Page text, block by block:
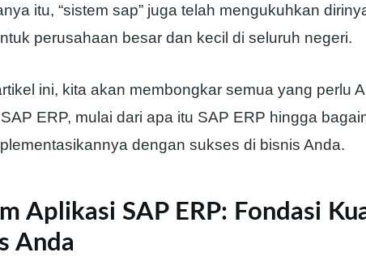
itu, “sistem sap” juga telah mengukuhkan
perusahaan besar dan kecil di seluruh negeri.
ini, kita akan membongkar semua yang perlu
ERP, mulai dari apa itu SAP ERP hingga
dengan sukses di bisnis Anda.
Aplikasi SAP ERP: Fondasi
Anda